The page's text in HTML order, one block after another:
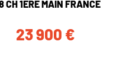
CH 1ERE MAIN FRANCE
23 900 €